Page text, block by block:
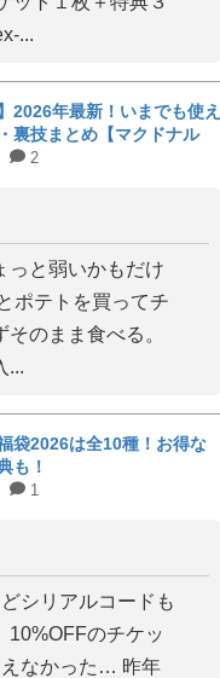
...
2026年最新！いまでも使え
裏技まとめ【マクドナル
2
っと弱いかもだけ
ポテトを買ってチ
のまま食べる。
...
袋2026は全10種！お得な
も！
1
シリアルコードも
10%OFFのチケッ
えなかった… 昨年